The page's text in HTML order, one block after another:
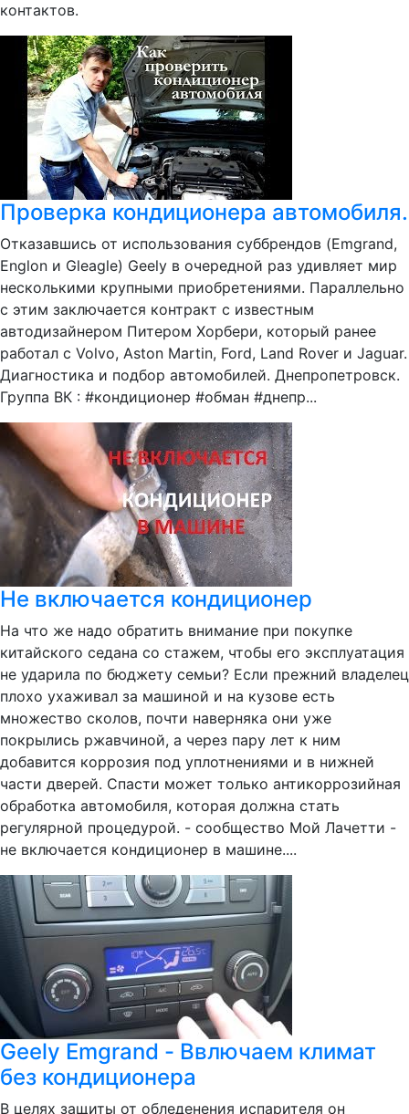
контактов.
Проверка кондиционера автомобиля.
Отказавшись от использования суббрендов (Emgrand,
Englon и Gleagle) Geely в очередной раз удивляет мир
несколькими крупными приобретениями. Параллельно
с этим заключается контракт с известным
автодизайнером Питером Хорбери, который ранее
работал с Volvo, Aston Martin, Ford, Land Rover и Jaguar.
Диагностика и подбор автомобилей. Днепропетровск.
Группа ВК : #кондиционер #обман #днепр...
Не включается кондиционер
На что же надо обратить внимание при покупке
китайского седана со стажем, чтобы его эксплуатация
не ударила по бюджету семьи? Если прежний владелец
плохо ухаживал за машиной и на кузове есть
множество сколов, почти наверняка они уже
покрылись ржавчиной, а через пару лет к ним
добавится коррозия под уплотнениями и в нижней
части дверей. Спасти может только антикоррозийная
обработка автомобиля, которая должна стать
регулярной процедурой. - сообщество Мой Лачетти -
не включается кондиционер в машине....
Geely Emgrand - Ввлючаем климат
без кондиционера
В целях защиты от обледенения испарителя он